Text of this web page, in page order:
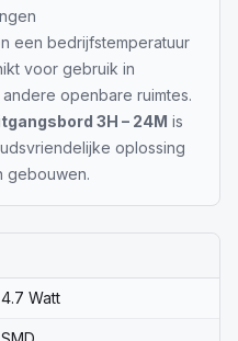
een bedrijfstemperatuur
voor gebruik in
openbare ruimtes.
3H – 24M is
oplossing
gebouwen.
4.7 Watt